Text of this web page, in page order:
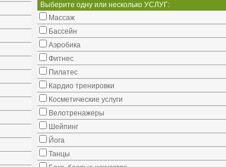
Выберите одну или несколько УСЛУГ:
Массаж
Бассейн
Аэробика
Фитнес
Пилатес
Кардио тренировки
Косметические услуги
Велотренажеры
Шейпинг
Йога
Танцы